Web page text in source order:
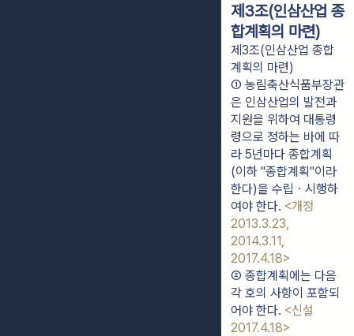
제3조(인삼산업 종
합계획의 마련)
제3조(인삼산업 종합
계획의 마련)
① 농림축산식품부장관
은 인삼산업의 발전과
지원을 위하여 대통령
령으로 정하는 바에 따
라 5년마다 종합계획
(이하 "종합계획"이라
한다)을 수립ㆍ시행하
여야 한다. <개정
2013.3.23,
2014.3.11,
2017.4.18>
② 종합계획에는 다음
각 호의 사항이 포함되
어야 한다. <신설
2017.4.18>